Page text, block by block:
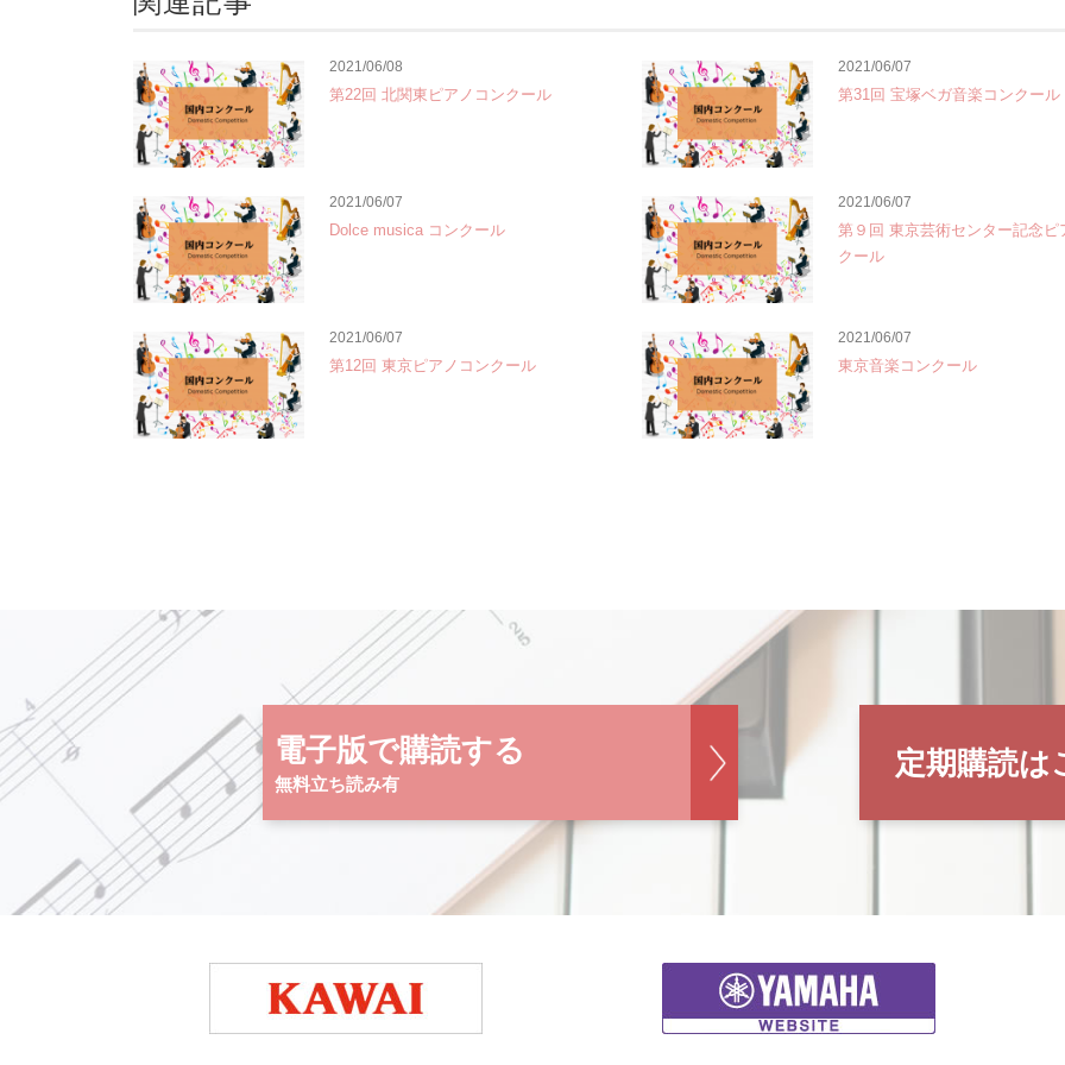
2021/06/08
第22回 北関東ピアノコンクール
2021/06/07
第31回 宝塚ベガ音楽コンクール
2021/06/07
Dolce musica コンクール
2021/06/07
第９回 東京芸術センター記念ピ
クール
2021/06/07
第12回 東京ピアノコンクール
2021/06/07
東京音楽コンクール
電子版で購読する
無料立ち読み有
定期購読は